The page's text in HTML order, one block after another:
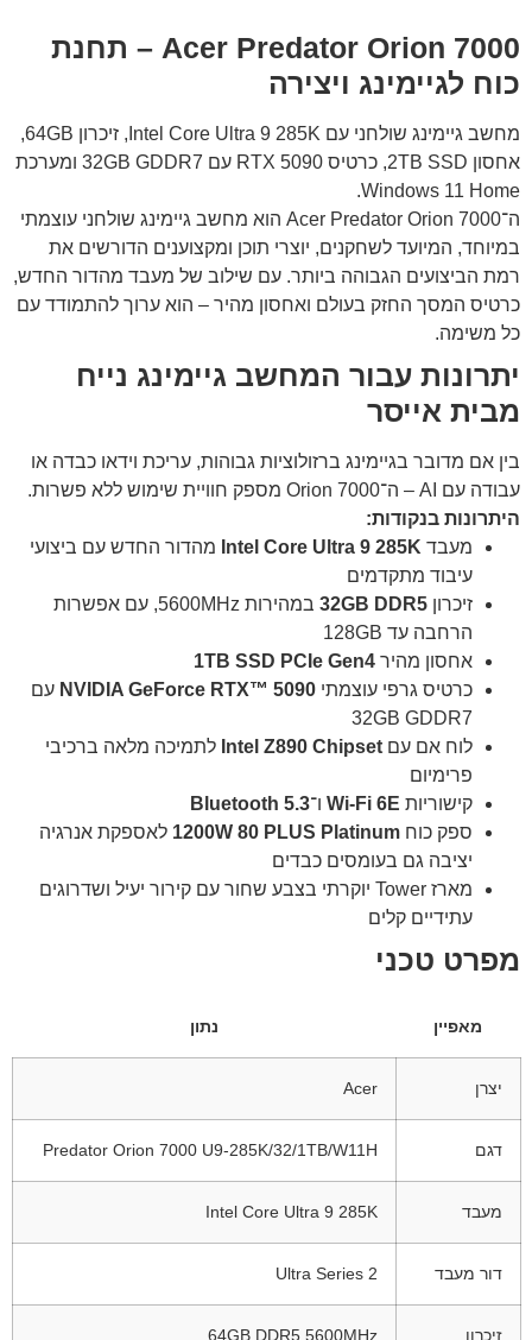
Acer Predator Orion 7000 – תחנת
כוח לגיימינג ויצירה
מחשב גיימינג שולחני עם Intel Core Ultra 9 285K, זיכרון 64GB,
אחסון 2TB SSD, כרטיס RTX 5090 עם 32GB GDDR7 ומערכת
Windows 11 Home.
ה־Acer Predator Orion 7000 הוא מחשב גיימינג שולחני עוצמתי
במיוחד, המיועד לשחקנים, יוצרי תוכן ומקצוענים הדורשים את
רמת הביצועים הגבוהה ביותר. עם שילוב של מעבד מהדור החדש,
כרטיס המסך החזק בעולם ואחסון מהיר – הוא ערוך להתמודד עם
כל משימה.
יתרונות עבור המחשב גיימינג נייח
מבית אייסר
בין אם מדובר בגיימינג ברזולוציות גבוהות, עריכת וידאו כבדה או
עבודה עם AI – ה־Orion 7000 מספק חוויית שימוש ללא פשרות.
היתרונות בנקודות:
מעבד Intel Core Ultra 9 285K מהדור החדש עם ביצועי
עיבוד מתקדמים
זיכרון 32GB DDR5
במהירות 5600MHz, עם אפשרות
הרחבה עד 128GB
אחסון מהיר 1TB SSD PCIe Gen4
כרטיס גרפי עוצמתי NVIDIA GeForce RTX™ 5090 עם
32GB GDDR7
לוח אם עם Intel Z890 Chipset לתמיכה מלאה ברכיבי
פרימיום
קישוריות Wi-Fi 6E ו־Bluetooth 5.3
ספק כוח 1200W 80 PLUS Platinum לאספקת אנרגיה
יציבה גם בעומסים כבדים
מארז Tower יוקרתי בצבע שחור עם קירור יעיל ושדרוגים
עתידיים קלים
מפרט טכני
מאפיין נתון
יצרן Acer
דגם Predator Orion 7000 U9-285K/32/1TB/W11H
מעבד Intel Core Ultra 9 285K
דור מעבד Ultra Series 2
זיכרון 64GB DDR5 5600MHz